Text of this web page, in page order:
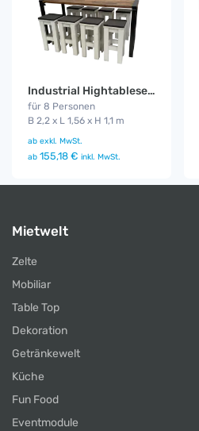
Industrial Hightableset 8P. 2,2 m Wood
für 8 Personen
B 2,2 x L 1,56 x H 1,1 m
ab exkl. MwSt.
ab 155,18 € inkl. MwSt.
Mietwelt
Zelte
Mobiliar
Table Top
Dekoration
Getränkewelt
Küche
Fun Food
Eventmodule